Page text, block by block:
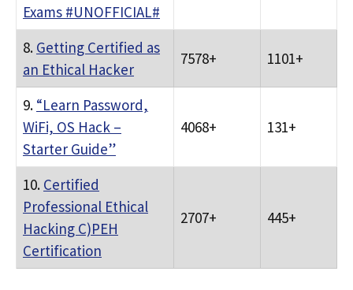
Exams #UNOFFICIAL#
8. Getting Certified as
an Ethical Hacker
7578+ 1101+
9. “Learn Password,
WiFi, OS Hack –
Starter Guide”
4068+ 131+
10. Certified
Professional Ethical
Hacking C)PEH
Certification
2707+ 445+